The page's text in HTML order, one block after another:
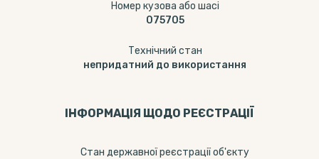
Номер кузова або шасі
075705
Технічний стан
непридатний до використання
ІНФОРМАЦІЯ ЩОДО РЕЄСТРАЦІЇ
Стан державної реєстрації об'єкту